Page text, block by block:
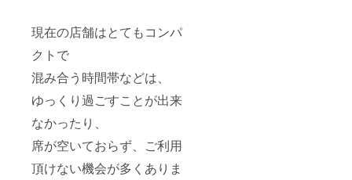
現在の店舗はとてもコンパ
クトで
混み合う時間帯などは、
ゆっくり過ごすことが出来
なかったり、
席が空いておらず、ご利用
頂けない機会が多くありま